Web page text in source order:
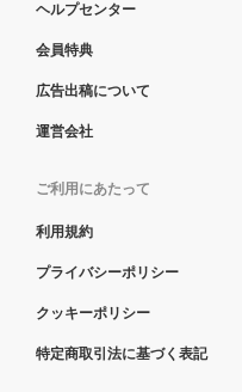
ヘルプセンター
会員特典
広告出稿について
運営会社
ご利用にあたって
利用規約
プライバシーポリシー
クッキーポリシー
特定商取引法に基づく表記